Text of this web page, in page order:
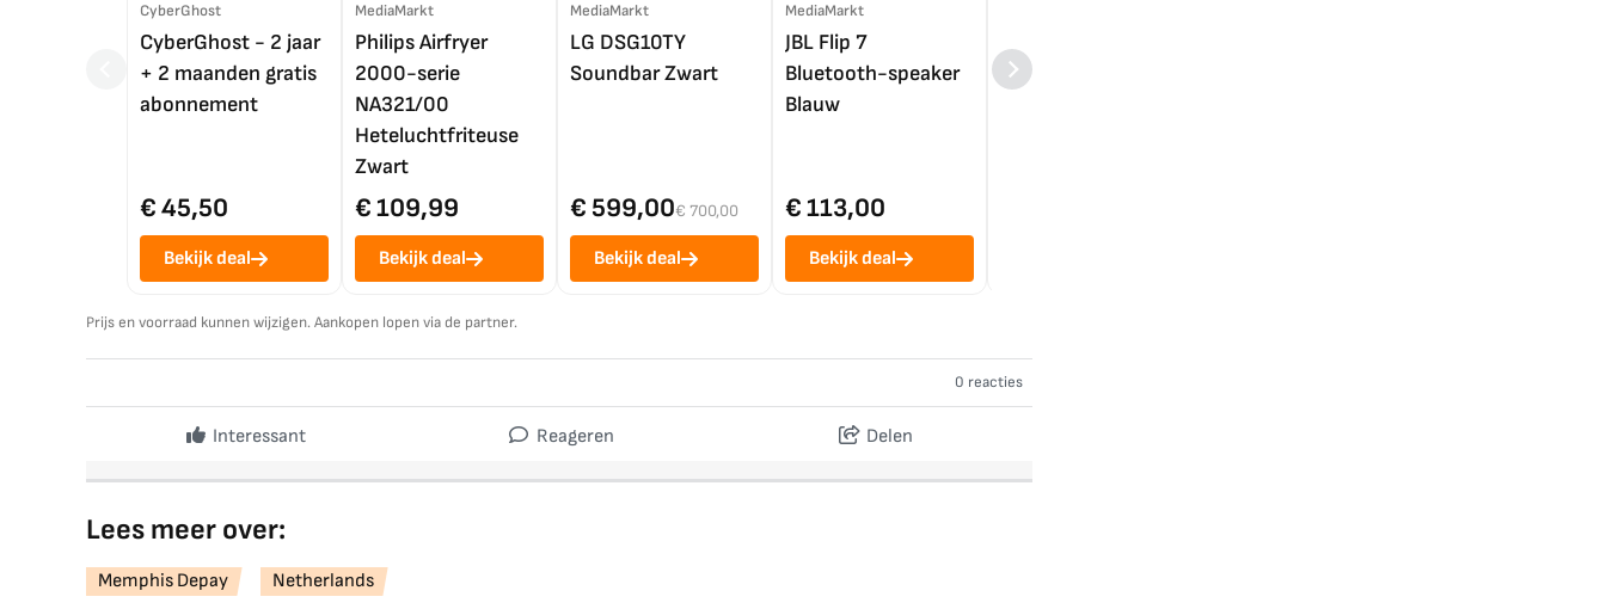
CyberGhost
CyberGhost - 2 jaar
+ 2 maanden gratis
abonnement
€ 45,50
Bekijk deal
MediaMarkt
Philips Airfryer
2000-serie
NA321/00
Heteluchtfriteuse
Zwart
€ 109,99
Bekijk deal
MediaMarkt
LG DSG10TY
Soundbar Zwart
€ 599,00€ 700,00
Bekijk deal
MediaMarkt
JBL Flip 7
Bluetooth-speaker
Blauw
€ 113,00
Bekijk deal
LG OLED55C56LB
4K TV (2025)
Prijs en voorraad kunnen wijzigen. Aankopen lopen via de partner.
0 reacties
Interessant Reageren Delen
Lees meer over:
Memphis Depay Netherlands